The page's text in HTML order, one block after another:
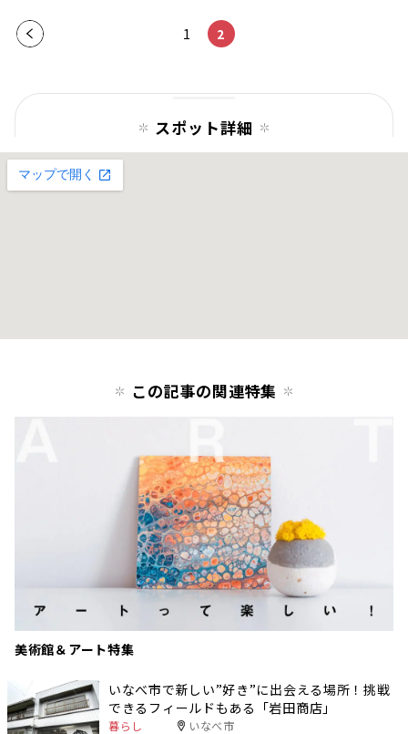
前の
1 2
スポット詳細
この記事の関連特集
美術館＆アート特集
いなべ市で新しい”好き”に出会える場所！挑戦
できるフィールドもある「岩田商店」
暮らし いなべ市